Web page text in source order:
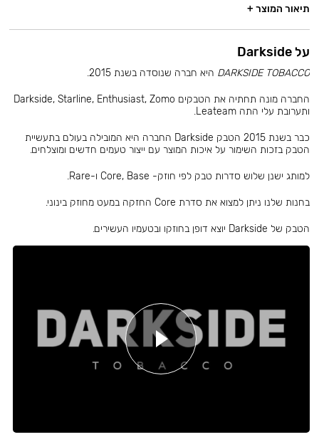
תיאור המוצר +
על Darkside
DARKSIDE TOBACCO היא חברה שנוסדה בשנת 2015.
החברה מונה תחתיה את הטבקים Darkside, Starline, Enthusiast, Zomo
ותערובת עלי התה Leateam.
כבר בשנת 2015 הטבק Darkside החברה היא המובילה בעולם בתעשיית
הטבק בזכות השימור על איכות המוצר עם ייצור טעמים חדשים ומוצלחים.
למותג ישנן שלוש סדרות טבק לפי חוזק- Core, Base ו-Rare.
בחנות שלנו ניתן למצוא את סדרת Core החזקה במעט מחוזק בינוני.
הטבק של Darkside יוצא דופן בחוזקו ובטעמיו העשירים.